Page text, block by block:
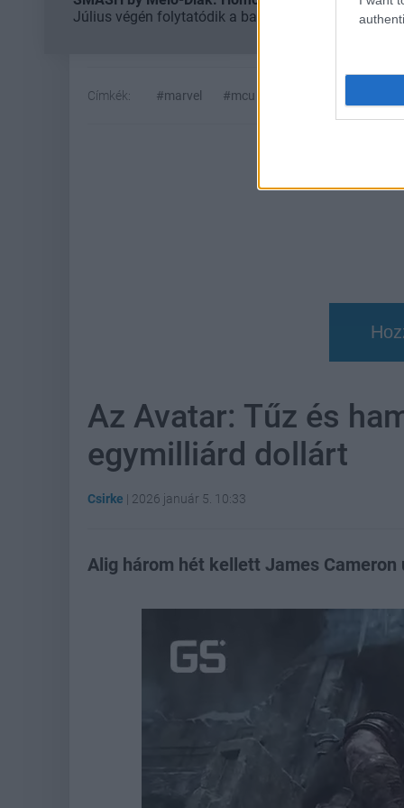
Július végén folytatódik a balatoni strandröplabda-
Címkék: #marvel #mcu
Az Avatar: Tűz és
egymilliárd dollárt
Csirke | 2026 január 5. 10:33
Alig három hét kellett James